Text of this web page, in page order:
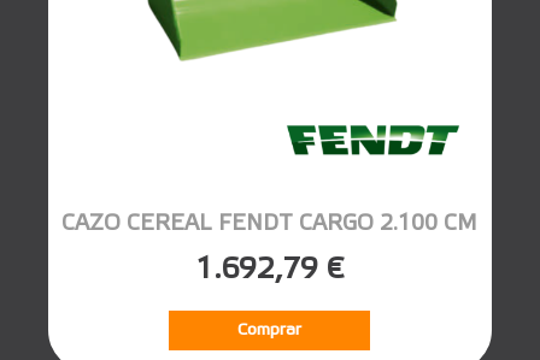
CAZO CEREAL FENDT CARGO 2.100 CM
1.692,79 €
Comprar